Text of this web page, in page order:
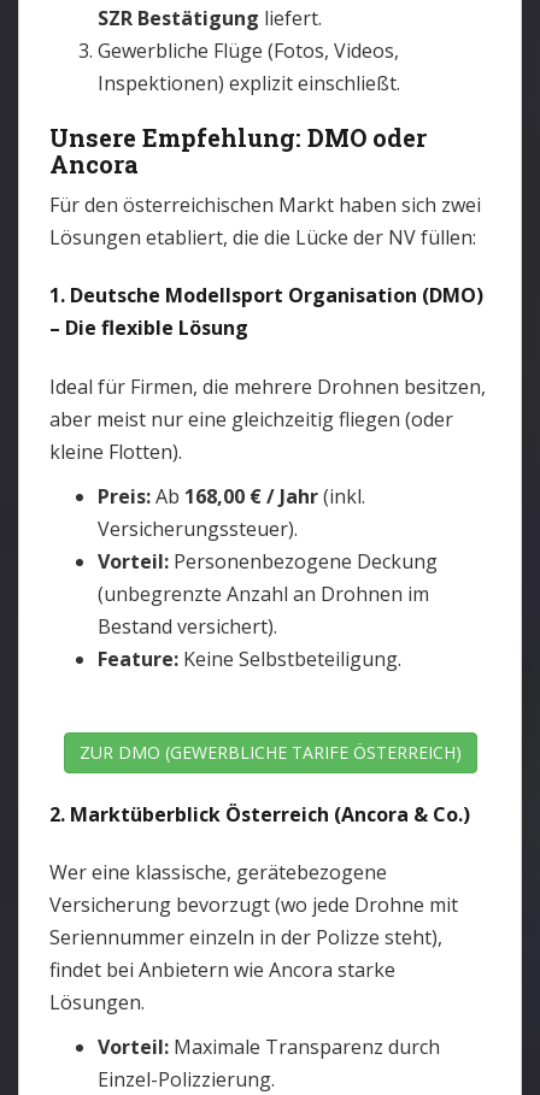
SZR Bestätigung liefert.
Gewerbliche Flüge (Fotos, Videos,
Inspektionen) explizit einschließt.
Unsere Empfehlung: DMO oder
Ancora
Für den österreichischen Markt haben sich zwei
Lösungen etabliert, die die Lücke der NV füllen:
1. Deutsche Modellsport Organisation (DMO)
– Die flexible Lösung
Ideal für Firmen, die mehrere Drohnen besitzen,
aber meist nur eine gleichzeitig fliegen (oder
kleine Flotten).
Preis:Ab 168,00 € / Jahr(inkl.
Versicherungssteuer).
Vorteil: Personenbezogene Deckung
(unbegrenzte Anzahl an Drohnen im
Bestand versichert).
Feature: Keine Selbstbeteiligung.
ZUR DMO (GEWERBLICHE TARIFE ÖSTERREICH)
2. Marktüberblick Österreich (Ancora & Co.)
Wer eine klassische, gerätebezogene
Versicherung bevorzugt (wo jede Drohne mit
Seriennummer einzeln in der Polizze steht),
findet bei Anbietern wie Ancora starke
Lösungen.
Vorteil: Maximale Transparenz durch
Einzel-Polizzierung.